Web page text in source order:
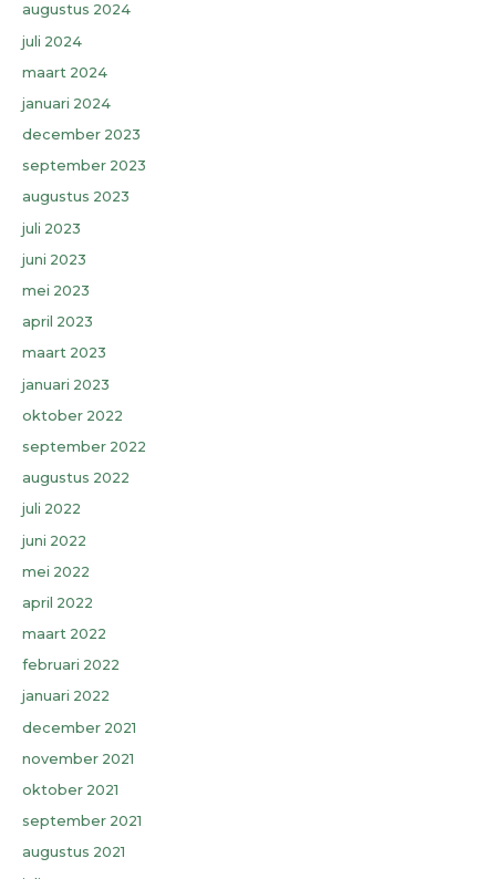
augustus 2024
juli 2024
maart 2024
januari 2024
december 2023
september 2023
augustus 2023
juli 2023
juni 2023
mei 2023
april 2023
maart 2023
januari 2023
oktober 2022
september 2022
augustus 2022
juli 2022
juni 2022
mei 2022
april 2022
maart 2022
februari 2022
januari 2022
december 2021
november 2021
oktober 2021
september 2021
augustus 2021